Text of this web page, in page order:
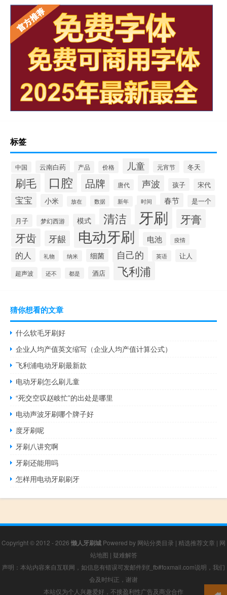
标签
中国 云南白药 产品 价格 儿童 元宵节 冬天
刷毛 口腔 品牌 唐代 声波 孩子 宋代
宝宝 小米 放在 数据 新年 时间 春节 是一个
月子 梦幻西游 模式 清洁 牙刷 牙膏
牙齿 牙龈 电动牙刷 电池 疫情
的人 礼物 纳米 细菌 自己的 英语 让人
超声波 还不 都是 酒店 飞利浦
猜你想看的文章
什么软毛牙刷好
企业人均产值英文缩写（企业人均产值计算公式）
飞利浦电动牙刷最新款
电动牙刷怎么刷儿童
“死交空叹赵岐忙”的出处是哪里
电动声波牙刷哪个牌子好
度牙刷呢
牙刷八讲究啊
牙刷还能用吗
怎样用电动牙刷刷牙
Copyright © 2012 - 2026 懒人牙刷城 Powered by 网站分类目录 | 精选推荐文章 | 网
站地图 | 疑难解答
声明：本站内容来自互联网，如信息有错误可发邮件到f_fb#foxmail.com说明，我们
会及时纠正，谢谢
本站仅为个人兴趣爱好，不接盈利性广告及商业合作